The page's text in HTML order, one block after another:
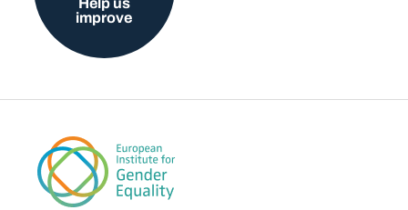
Help us
improve